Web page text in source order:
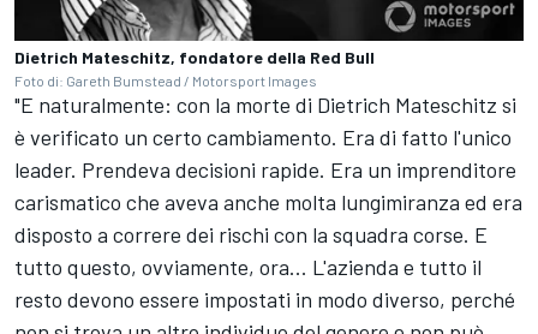
Dietrich Mateschitz, fondatore della Red Bull
Foto di: Gareth Bumstead / Motorsport Images
"E naturalmente: con la morte di Dietrich Mateschitz si
è verificato un certo cambiamento. Era di fatto l'unico
leader. Prendeva decisioni rapide. Era un imprenditore
carismatico che aveva anche molta lungimiranza ed era
disposto a correre dei rischi con la squadra corse. E
tutto questo, ovviamente, ora... L'azienda e tutto il
resto devono essere impostati in modo diverso, perché